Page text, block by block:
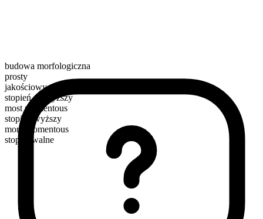
budowa morfologiczna
prosty
jakościowy
stopień najwyższy
most momentous
stopień wyższy
more momentous
stopniowalne